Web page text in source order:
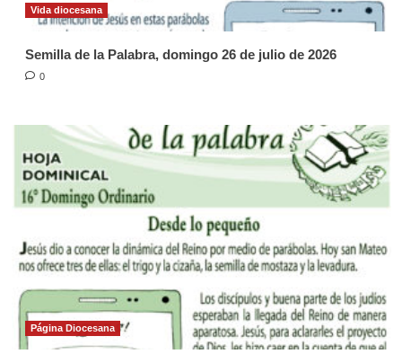
Vida diocesana
Semilla de la Palabra, domingo 26 de julio de 2026
0
Página Diocesana